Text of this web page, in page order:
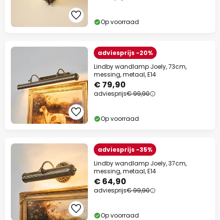
Op voorraad
adviesprijs -20%
Lindby wandlamp Joely, 73cm,
messing, metaal, E14
€ 79,90
adviesprijs€ 99,90
Op voorraad
adviesprijs -35%
Lindby wandlamp Joely, 37cm,
messing, metaal, E14
€ 64,90
adviesprijs€ 99,90
Op voorraad